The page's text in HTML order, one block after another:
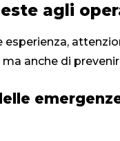
agli
anche di